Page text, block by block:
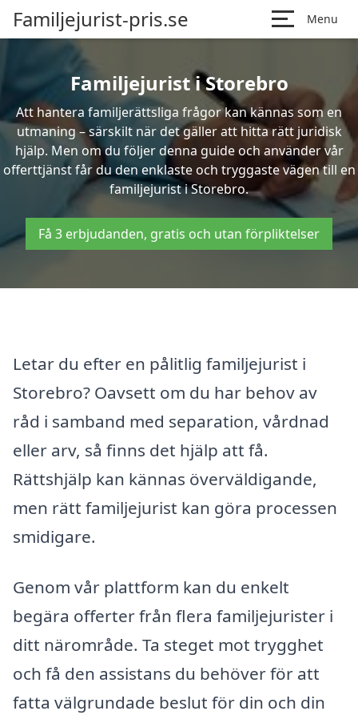
Familjejurist-pris.se Menu
Familjejurist i Storebro
Att hantera familjerättsliga frågor kan kännas som en
utmaning – särskilt när det gäller att hitta rätt juridisk
hjälp. Men om du följer denna guide och använder vår
offerttjänst får du den enklaste och tryggaste vägen till en
familjejurist i Storebro.
Få 3 erbjudanden, gratis och utan förpliktelser
Letar du efter en pålitlig familjejurist i
Storebro? Oavsett om du har behov av
råd i samband med separation, vårdnad
eller arv, så finns det hjälp att få.
Rättshjälp kan kännas överväldigande,
men rätt familjejurist kan göra processen
smidigare.
Genom vår plattform kan du enkelt
begära offerter från flera familjejurister i
ditt närområde. Ta steget mot trygghet
och få den assistans du behöver för att
fatta välgrundade beslut för din och din